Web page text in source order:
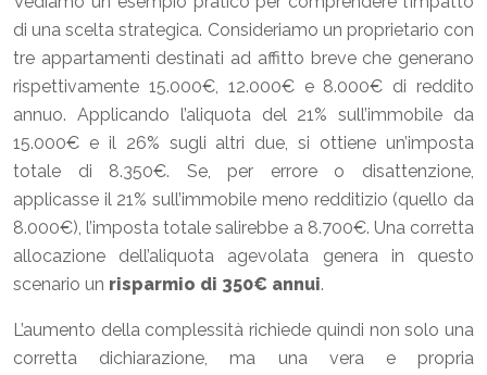
di una scelta strategica. Consideriamo un proprietario con
tre appartamenti destinati ad affitto breve che generano
rispettivamente 15.000€, 12.000€ e 8.000€ di reddito
annuo. Applicando l’aliquota del 21% sull’immobile da
15.000€ e il 26% sugli altri due, si ottiene un’imposta
totale di 8.350€. Se, per errore o disattenzione,
applicasse il 21% sull’immobile meno redditizio (quello da
8.000€), l’imposta totale salirebbe a 8.700€. Una corretta
allocazione dell’aliquota agevolata genera in questo
scenario un risparmio di 350€ annui.
L’aumento della complessità richiede quindi non solo una
corretta dichiarazione, ma una vera e propria